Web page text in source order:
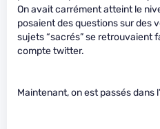
On avait carrément atteint le
posaient des questions sur des
sujets “sacrés” se retrouvaient
compte twitter.
Maintenant, on est passés dans